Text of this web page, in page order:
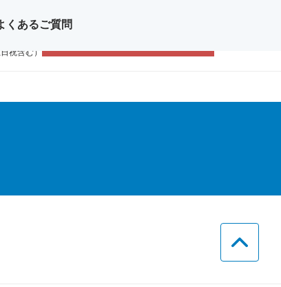
祝含む）
くあるご質問